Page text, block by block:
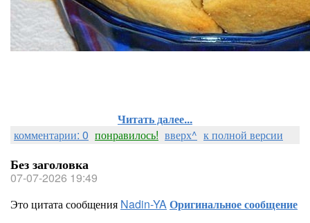
Читать далее...
комментарии: 0 понравилось! вверх^ к полной версии
Без заголовка
07-07-2026 19:49
Это цитата сообщения Nadin-YAОригинальное сообщение